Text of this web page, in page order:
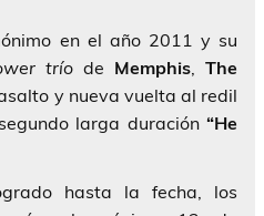
en el año 2011 y su
trío de Memphis
The
y nueva vuelta al redil
larga duración “He
hasta la fecha, los